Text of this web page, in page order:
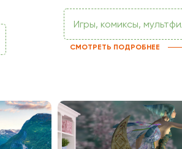
Игры, комиксы,
СМОТРЕТЬ ПОДРОБНЕЕ